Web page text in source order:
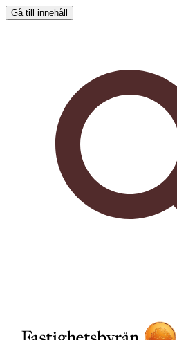
Gå till innehåll